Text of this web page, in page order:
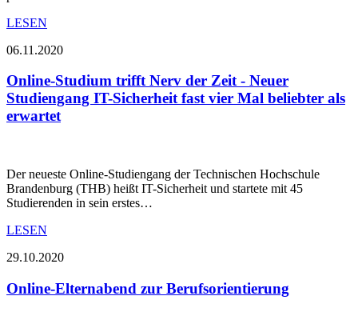
LESEN
06.11.2020
Online-Studium trifft Nerv der Zeit - Neuer
Studiengang IT-Sicherheit fast vier Mal beliebter als
erwartet
Der neueste Online-Studiengang der Technischen Hochschule
Brandenburg (THB) heißt IT-Sicherheit und startete mit 45
Studierenden in sein erstes…
LESEN
29.10.2020
Online-Elternabend zur Berufsorientierung